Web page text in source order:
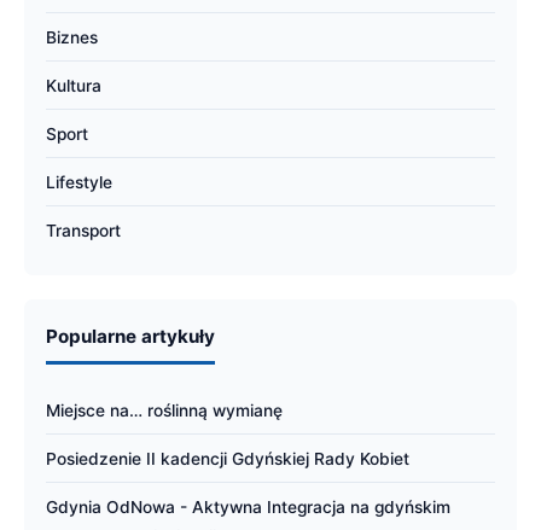
Biznes
Kultura
Sport
Lifestyle
Transport
Popularne artykuły
Miejsce na… roślinną wymianę
Posiedzenie II kadencji Gdyńskiej Rady Kobiet
Gdynia OdNowa - Aktywna Integracja na gdyńskim